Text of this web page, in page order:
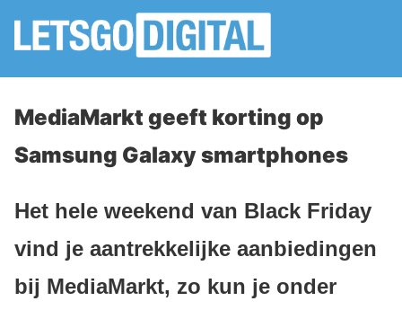
MediaMarkt geeft korting op
Samsung Galaxy smartphones
Het hele weekend van Black Friday
vind je aantrekkelijke aanbiedingen
bij MediaMarkt, zo kun je onder